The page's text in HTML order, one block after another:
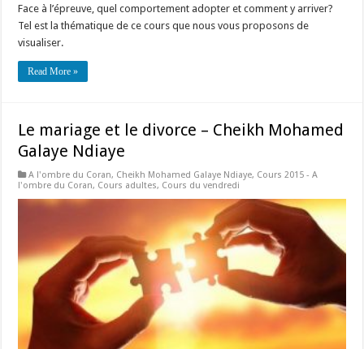
Face à l’épreuve, quel comportement adopter et comment y arriver?
Tel est la thématique de ce cours que nous vous proposons de
visualiser.
Read More »
Le mariage et le divorce – Cheikh Mohamed
Galaye Ndiaye
A l'ombre du Coran, Cheikh Mohamed Galaye Ndiaye, Cours 2015 - A
l'ombre du Coran, Cours adultes, Cours du vendredi